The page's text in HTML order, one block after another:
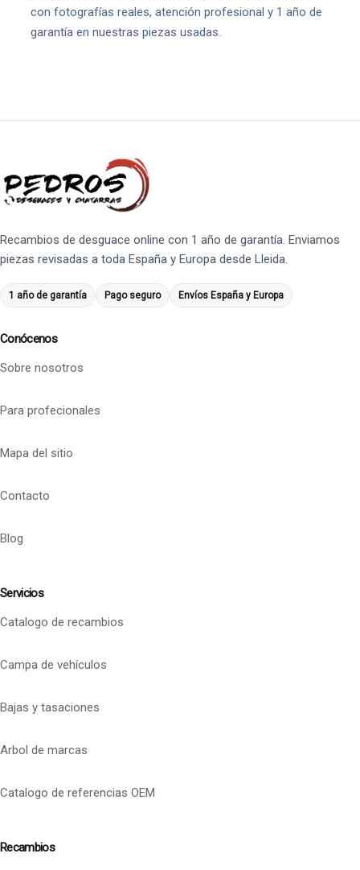
con fotografías reales, atención profesional y 1 año de
garantía en nuestras piezas usadas.
Recambios de desguace online con 1 año de garantía. Enviamos
piezas revisadas a toda España y Europa desde Lleida.
1 año de garantía Pago seguro Envíos España y Europa
Conócenos
Sobre nosotros
Para profecionales
Mapa del sitio
Contacto
Blog
Servicios
Catalogo de recambios
Campa de vehículos
Bajas y tasaciones
Arbol de marcas
Catalogo de referencias OEM
Recambios